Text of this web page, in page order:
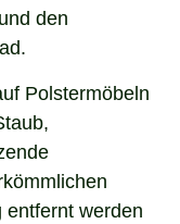
den
Polstermöbeln
entfernt werden